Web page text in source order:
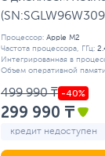
Процессор: Apple M2
Частота процессора, ГГц:
Интегрированная в
Объем оперативной
499 990 ₸
299 990 ₸
кредит недоступен